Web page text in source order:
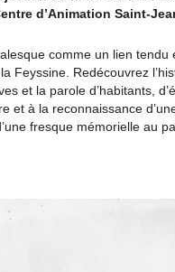
d’Animation Saint-
comme un lien
Feyssine. Redécouvrez
et la parole d’habitants,
et à la reconnaissance
fresque mémorielle au